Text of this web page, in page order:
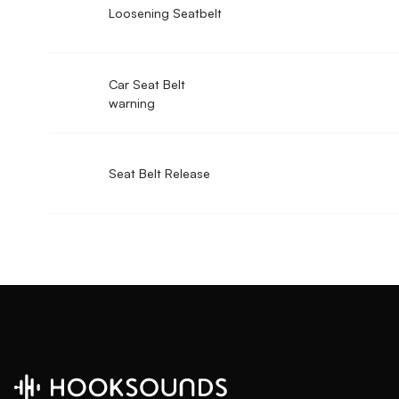
Loosening Seatbelt
Car Seat Belt
warning
Seat Belt Release